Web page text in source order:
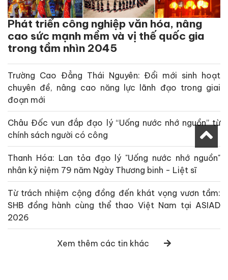
Phát triển công nghiệp văn hóa, nâng
cao sức mạnh mềm và vị thế quốc gia
trong tầm nhìn 2045
Trường Cao Đẳng Thái Nguyên: Đổi mới sinh hoạt
chuyên đề, nâng cao năng lực lãnh đạo trong giai
đoạn mới
Châu Đốc vun đắp đạo lý “Uống nước nhớ nguồn” từ
chính sách người có công
Thanh Hóa: Lan tỏa đạo lý "Uống nước nhớ nguồn"
nhân kỷ niệm 79 năm Ngày Thương binh - Liệt sĩ
Từ trách nhiệm cộng đồng đến khát vọng vươn tầm:
SHB đồng hành cùng thể thao Việt Nam tại ASIAD
2026
Xem thêm các tin khác